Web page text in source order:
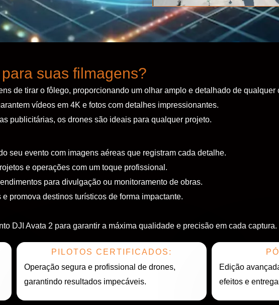
suas filmagens?
de tirar o fôlego, proporcionando um olhar amplo e detalhado de qualquer
vídeos em 4K e fotos com detalhes impressionantes.
publicitárias, os drones são ideais para qualquer projeto.
seu evento com imagens aéreas que registram cada detalhe.
e operações com um toque profissional.
para divulgação ou monitoramento de obras.
promova destinos turísticos de forma impactante.
DJI Avata 2 para garantir a máxima qualidade e precisão em cada captura.
PILOTOS CERTIFICADOS:
Operação segura e profissional de drones,
garantindo resultados impecáveis.
Edição
efeitos e